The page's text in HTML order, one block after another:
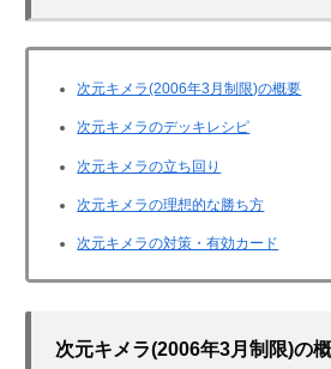
次元キメラ(2006年3月制限)の概要
次元キメラのデッキレシピ
次元キメラの立ち回り
次元キメラの理想的な勝ち方
次元キメラの対策・有効カード
次元キメラ(2006年3月制限)の